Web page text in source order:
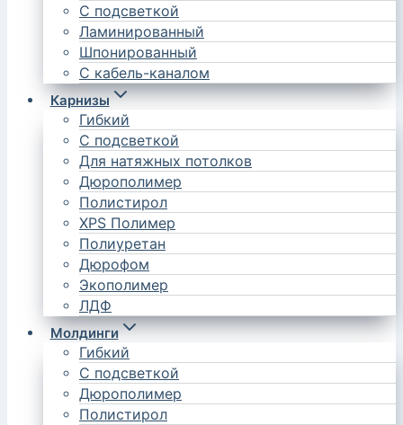
С подсветкой
Ламинированный
Шпонированный
С кабель-каналом
Карнизы
Гибкий
С подсветкой
Для натяжных потолков
Дюрополимер
Полистирол
XPS Полимер
Полиуретан
Дюрофом
Экополимер
ЛДФ
Молдинги
Гибкий
С подсветкой
Дюрополимер
Полистирол